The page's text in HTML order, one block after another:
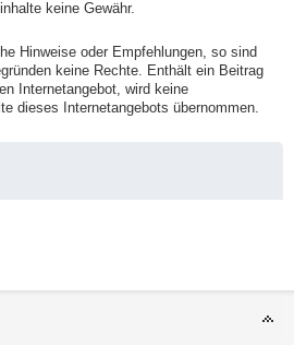
keine Gewähr.
Hinweise oder Empfehlungen, so sind
keine Rechte. Enthält ein Beitrag
Internetangebot, wird keine
dieses Internetangebots übernommen.